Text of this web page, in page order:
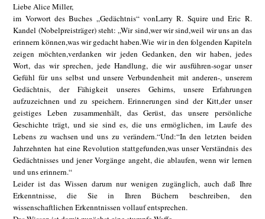
Liebe Alice Miller,
im Vorwort des Buches „Gedächtnis“ vonLarry R. Squire und Eric R.
Kandel (Nobelpreisträger) steht: „Wir sind,wer wir sind,weil wir uns an das
erinnern können,was wir gedacht haben.Wie wir in den folgenden Kapiteln
zeigen möchten,verdanken wir jeden Gedanken, den wir haben, jedes
Wort, das wir sprechen, jede Handlung, die wir ausführen-sogar unser
Gefühl für uns selbst und unsere Verbundenheit mit anderen-, unserem
Gedächtnis, der Fähigkeit unseres Gehirns, unsere Erfahrungen
aufzuzeichnen und zu speichern. Erinnerungen sind der Kitt,der unser
geistiges Leben zusammenhält, das Gerüst, das unsere persönliche
Geschichte trägt, und sie sind es, die uns ermöglichen, im Laufe des
Lebens zu wachsen und uns zu verändern.“Und:“In den letzten beiden
Jahrzehnten hat eine Revolution stattgefunden,was unser Verständnis des
Gedächtnisses und jener Vorgänge angeht, die ablaufen, wenn wir lernen
und uns erinnern.“
Leider ist das Wissen darum nur wenigen zugänglich, auch daß Ihre
Erkenntnisse, die Sie in Ihren Büchern beschreiben, den
wissenschaftlichen Erkenntnissen vollauf entsprechen.